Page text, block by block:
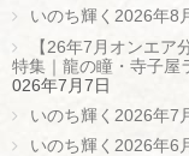
いのち輝く2026年8
【26年7月オンエア
特集｜龍の瞳・寺子屋
026年7月7日
いのち輝く2026年7
いのち輝く2026年6